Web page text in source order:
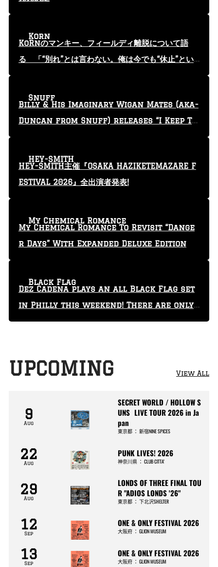
KoRnのマンキー、フィールディ離脱について語
る 「“別れ”とは言わない。俺は今でも“休止”とい
Korn
Billy & His Imaginary Wigan Mates (aka-
Duncan from Snuff) releases “I Keep Tr
Snuff
HEY-SMITH主催『OSAKA HAZIKETEMAZARE F
ESTIVAL 2026』全出演者発表!
HEY-SMITH
My Chemical Romance To Revisit “Dange
r Days” With Expanded Deluxe Edition
My Chemical Romance
Dez Cadena plays an all Black Flag set
in Philly this weekend! There are only
29 tickets left!
Black Flag
UPCOMING View All
9
Aug
SECRET WORLD / HOLLOW S
UNS LIVE TOUR 2026 in Ja
pan
東京都 ：新宿NINE SPICES
22
Aug
PUNK LIVES! 2026
神奈川県 ：CLUB CITTA’
29
Aug
LONDS OF THREE FINAL TOU
R "ADIOS LONDS '26"
東京都 ：下北沢SHELTER
12
Sep
ONE & ONLY FESTIVAL 2026
大阪府 ：GLION MUSEUM
13
Sep
ONE & ONLY FESTIVAL 2026
大阪府 ：GLION MUSEUM